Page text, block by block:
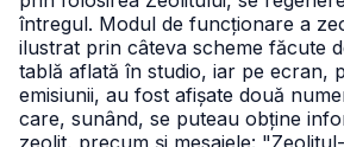
întregul. Modul de funcționare a
ilustrat prin câteva scheme făcute
tablă aflată în studio, iar pe ecran,
emisiunii, au fost afișate două
care, sunând, se puteau obține
zeolit, precum și mesajele: